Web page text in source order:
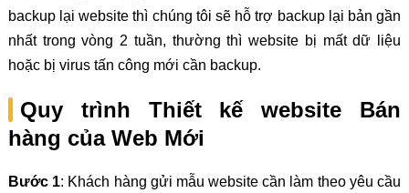
backup lại website thì chúng tôi sẽ hỗ trợ backup lại bản gần
nhất trong vòng 2 tuần, thường thì website bị mất dữ liệu
hoặc bị virus tấn công mới cần backup.
Quy trình Thiết kế website Bán
hàng của Web Mới
Bước 1: Khách hàng gửi mẫu website cần làm theo yêu cầu